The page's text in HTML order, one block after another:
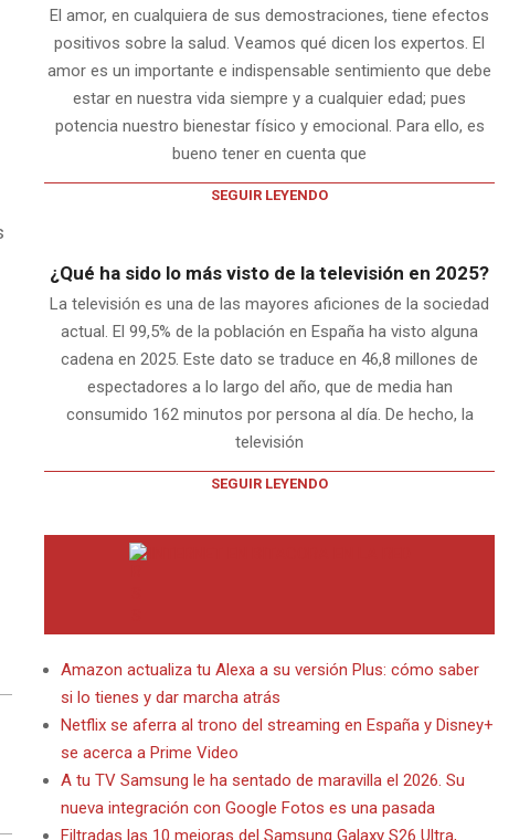
El amor, en cualquiera de sus demostraciones, tiene efectos
positivos sobre la salud. Veamos qué dicen los expertos. El
amor es un importante e indispensable sentimiento que debe
estar en nuestra vida siempre y a cualquier edad; pues
potencia nuestro bienestar físico y emocional. Para ello, es
bueno tener en cuenta que
SEGUIR LEYENDO
¿Qué ha sido lo más visto de la televisión en 2025?
La televisión es una de las mayores aficiones de la sociedad
actual. El 99,5% de la población en España ha visto alguna
cadena en 2025. Este dato se traduce en 46,8 millones de
espectadores a lo largo del año, que de media han
consumido 162 minutos por persona al día. De hecho, la
televisión
SEGUIR LEYENDO
Amazon actualiza tu Alexa a su versión Plus: cómo saber
si lo tienes y dar marcha atrás
Netflix se aferra al trono del streaming en España y Disney+
se acerca a Prime Video
A tu TV Samsung le ha sentado de maravilla el 2026. Su
nueva integración con Google Fotos es una pasada
Filtradas las 10 mejoras del Samsung Galaxy S26 Ultra,